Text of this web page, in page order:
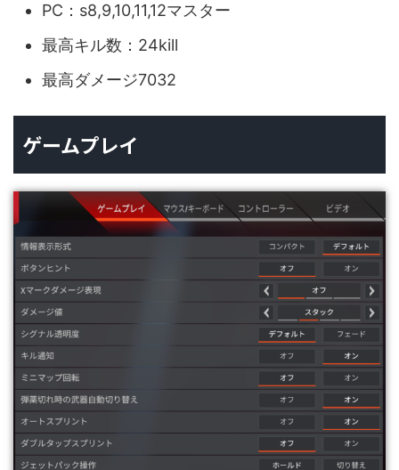
PC：s8,9,10,11,12マスター
最高キル数：24kill
最高ダメージ7032
ゲームプレイ